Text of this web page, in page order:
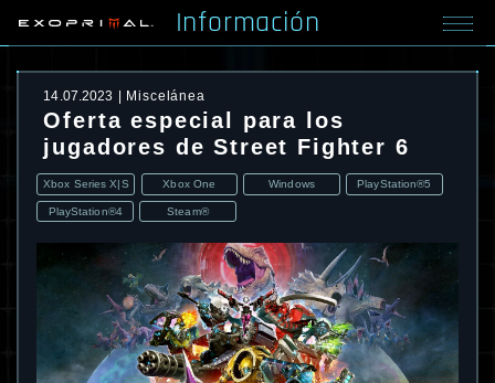
Información
14.07.2023 Miscelánea
Oferta especial para los
jugadores de Street Fighter 6
Xbox Series X|S Xbox One Windows PlayStation®5
PlayStation®4 Steam®